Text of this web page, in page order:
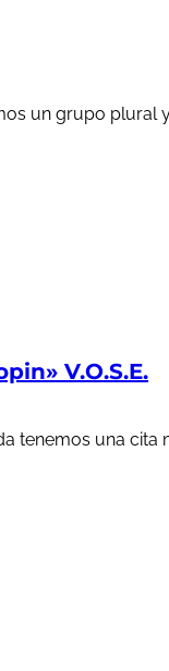
un grupo
V.O.S.E.
tenemos una cita